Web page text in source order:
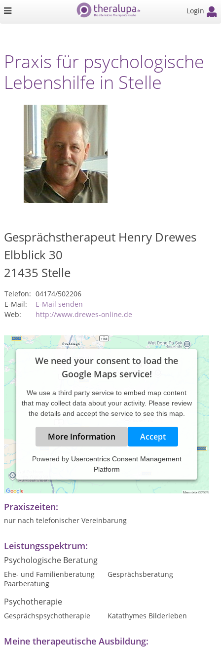
Login
Praxis für psychologische
Lebenshilfe in Stelle
Gesprächstherapeut Henry Drewes
Elbblick 30
21435 Stelle
Telefon: 04174/502206
E-Mail:
E-Mail senden
Web:
http://www.drewes-online.de
We need your consent to load the
Google Maps service!
We use a third party service to embed map content
that may collect data about your activity. Please review
the details and accept the service to see this map.
More Information Accept
Powered by Usercentrics Consent Management
Platform
Ich arbeite hauptsächlich mit der Gesprächstherapie. Mein
Motto "Du bist, was Du denkst".
Praxiszeiten:
nur nach telefonischer Vereinbarung
Leistungsspektrum:
Psychologische Beratung
Ehe- und Familienberatung
Gesprächsberatung
Paarberatung
Psychotherapie
Gesprächspsychotherapie Katathymes Bilderleben
Meine therapeutische Ausbildung: